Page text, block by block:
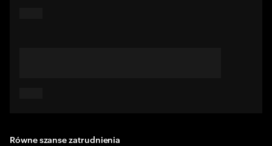
Równe szanse zatrudnienia